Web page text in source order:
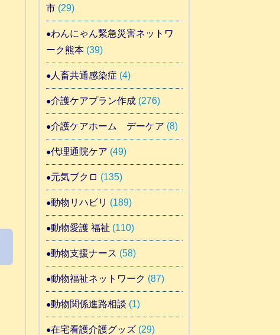
市(29)
わんにゃん緊急災害ネットワ
ーク熊本(39)
人畜共通感染症 (4)
介護ケアプラン作成(276)
介護ケアホーム デーケア (8)
代理通院ケア (49)
元気ブクロ (135)
動物リハビリ (189)
動物愛護 福祉 (110)
動物支援ナース (58)
動物福祉ネットワーク (87)
動物関係進路相談 (1)
在宅看護介護グッズ(29)